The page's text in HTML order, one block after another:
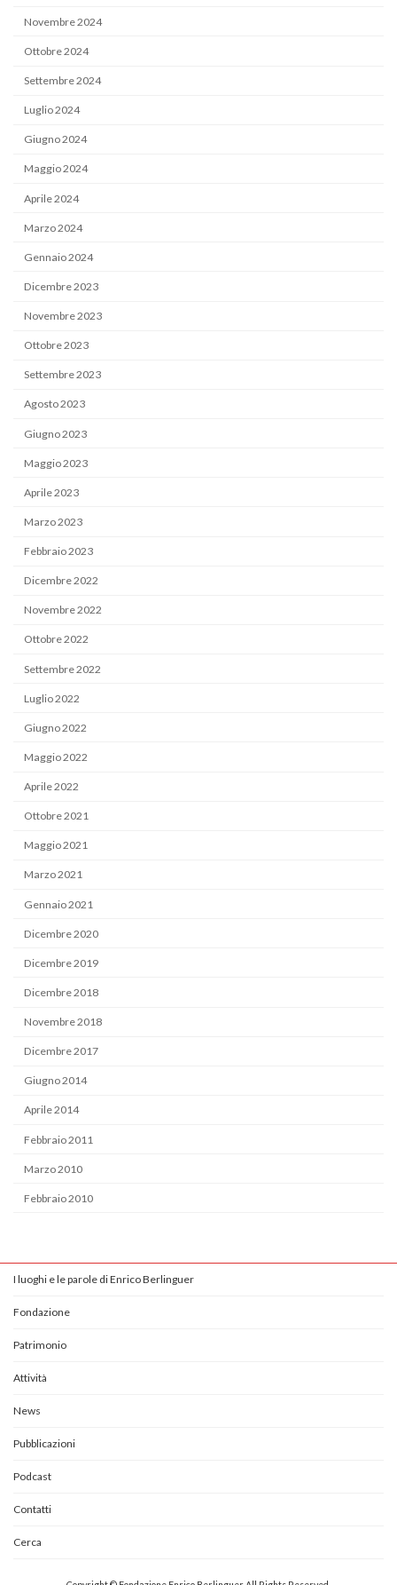
Novembre 2024
Ottobre 2024
Settembre 2024
Luglio 2024
Giugno 2024
Maggio 2024
Aprile 2024
Marzo 2024
Gennaio 2024
Dicembre 2023
Novembre 2023
Ottobre 2023
Settembre 2023
Agosto 2023
Giugno 2023
Maggio 2023
Aprile 2023
Marzo 2023
Febbraio 2023
Dicembre 2022
Novembre 2022
Ottobre 2022
Settembre 2022
Luglio 2022
Giugno 2022
Maggio 2022
Aprile 2022
Ottobre 2021
Maggio 2021
Marzo 2021
Gennaio 2021
Dicembre 2020
Dicembre 2019
Dicembre 2018
Novembre 2018
Dicembre 2017
Giugno 2014
Aprile 2014
Febbraio 2011
Marzo 2010
Febbraio 2010
I luoghi e le parole di Enrico Berlinguer
Fondazione
Patrimonio
Attività
News
Pubblicazioni
Podcast
Contatti
Cerca